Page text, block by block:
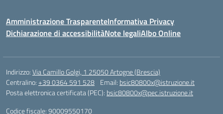
Amministrazione TrasparenteInformativa Privacy
Dichiarazione di accessibilitàNote legaliAlbo Online
Indirizzo:Via Camillo Golgi, 1 25050 Artogne (Brescia)
Centralino:+39 0364 591 528 Email: bsic80800x@istruzione.it
Posta elettronica certificata (PEC): bsic80800x@pec.istruzione.it
Codice fiscale: 90009550170